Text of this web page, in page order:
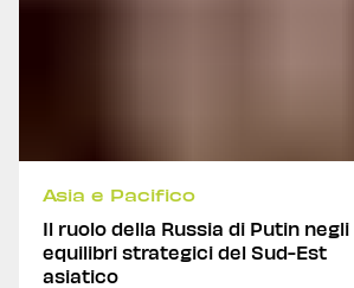
Asia e Pacifico
Il ruolo della Russia di Putin negli
equilibri strategici del Sud-Est
asiatico